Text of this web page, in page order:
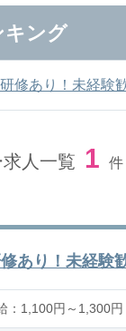
キング
修あり！未経験
人一覧 1 件
あり！未経験
：1,100円～1,300円